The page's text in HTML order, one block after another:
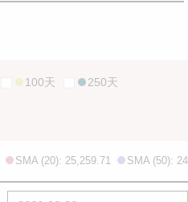
100天 250天
SMA (20): 25,259.71 SMA (50):